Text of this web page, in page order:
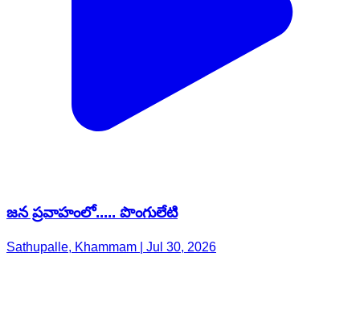
జన ప్రవాహంలో..... పొంగులేటి
Sathupalle, Khammam | Jul 30, 2026